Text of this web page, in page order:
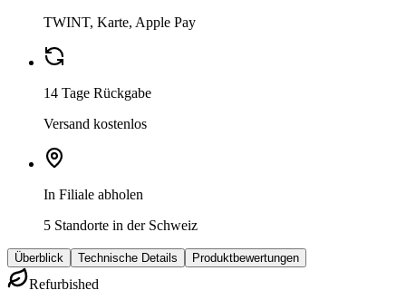
TWINT, Karte, Apple Pay
14 Tage Rückgabe
Versand kostenlos
In Filiale abholen
5 Standorte in der Schweiz
Überblick Technische Details Produktbewertungen
Refurbished